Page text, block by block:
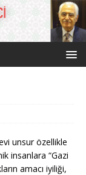
unsur özellikle
insanlara “Gazi
amacı iyiliği,